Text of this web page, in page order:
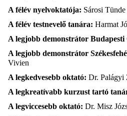
A félév nyelvoktatója: Sárosi Tünde
A félév testnevelő tanára: Harmat
A legjobb demonstrátor Budapesti
A legjobb demonstrátor
Vivien
A legkedvesebb oktató: Dr. Palágyi
A legkreatívabb kurzust tartó
A legviccesebb oktató: Dr. Misz